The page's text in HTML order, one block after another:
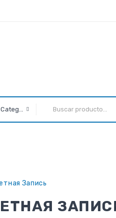
Todas las Categorías
Запись